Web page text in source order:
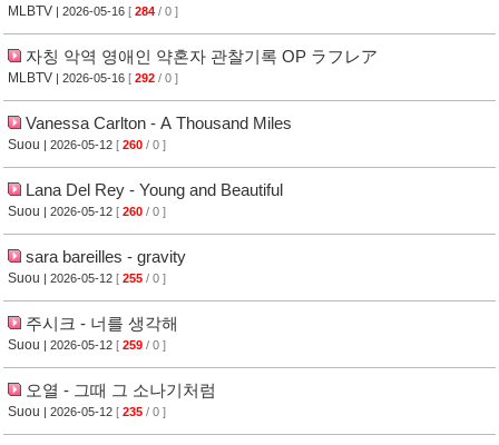
MLBTV | 2026-05-16 [ 284 / 0 ]
자칭 악역 영애인 약혼자 관찰기록 OP ラフレア
MLBTV | 2026-05-16 [ 292 / 0 ]
Vanessa Carlton - A Thousand Miles
Suou | 2026-05-12 [ 260 / 0 ]
Lana Del Rey - Young and Beautiful
Suou | 2026-05-12 [ 260 / 0 ]
sara bareilles - gravity
Suou | 2026-05-12 [ 255 / 0 ]
주시크 - 너를 생각해
Suou | 2026-05-12 [ 259 / 0 ]
오열 - 그때 그 소나기처럼
Suou | 2026-05-12 [ 235 / 0 ]